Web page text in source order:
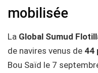
mobilisée
La Global Sumud
de navires venus de 44
Bou Saïd le 7